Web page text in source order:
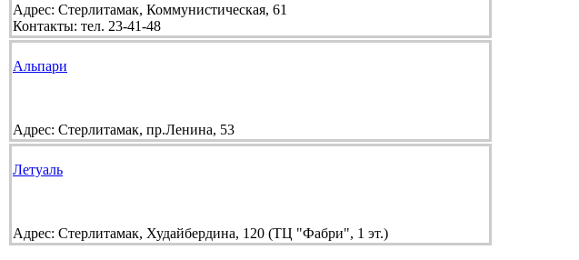
Адрес: Стерлитамак, Коммунистическая, 61
Контакты: тел. 23-41-48
Альпари
Адрес: Стерлитамак, пр.Ленина, 53
Летуаль
Адрес: Стерлитамак, Худайбердина, 120 (ТЦ "Фабри", 1 эт.)